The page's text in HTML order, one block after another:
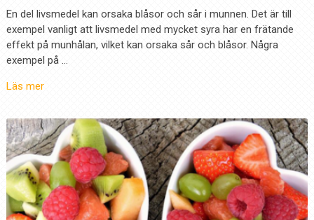
En del livsmedel kan orsaka blåsor och sår i munnen. Det är till
exempel vanligt att livsmedel med mycket syra har en frätande
effekt på munhålan, vilket kan orsaka sår och blåsor. Några
exempel på …
Läs mer